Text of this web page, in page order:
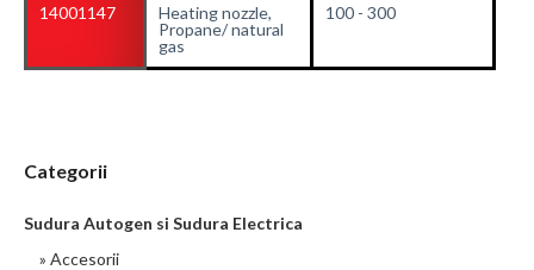
14001147
Heating nozzle,
Propane/ natural
gas
100 - 300
Categorii
Sudura Autogen si Sudura Electrica
» Accesorii